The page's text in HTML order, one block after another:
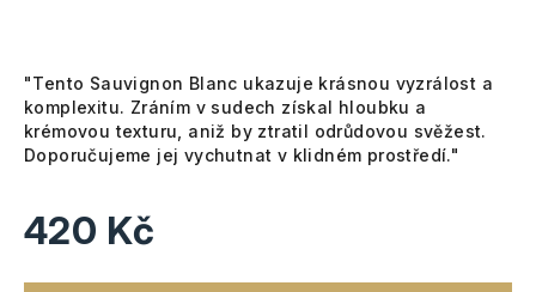
"Tento Sauvignon Blanc ukazuje krásnou vyzrálost a
komplexitu. Zráním v sudech získal hloubku a
krémovou texturu, aniž by ztratil odrůdovou svěžest.
Doporučujeme jej vychutnat v klidném prostředí."
420 Kč